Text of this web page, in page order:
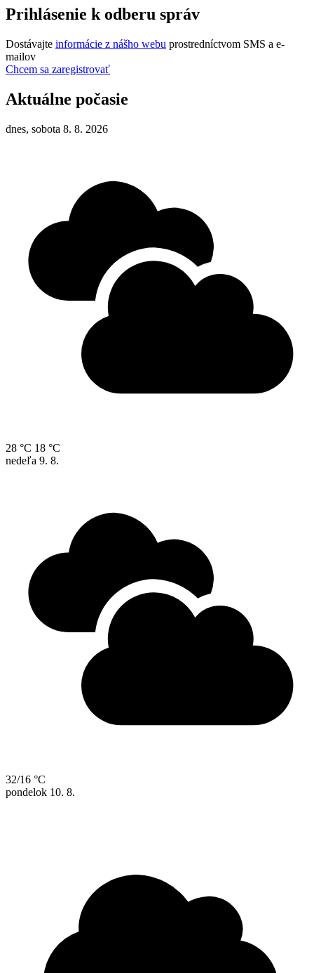
Prihlásenie k odberu správ
Dostávajte informácie z nášho webu prostredníctvom SMS a e-
mailov
Chcem sa zaregistrovať
Aktuálne počasie
dnes, sobota 8. 8. 2026
28 °C 18 °C
nedeľa 9. 8.
32/16 °C
pondelok 10. 8.